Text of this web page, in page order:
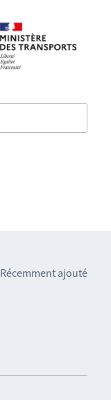
Récemment ajouté